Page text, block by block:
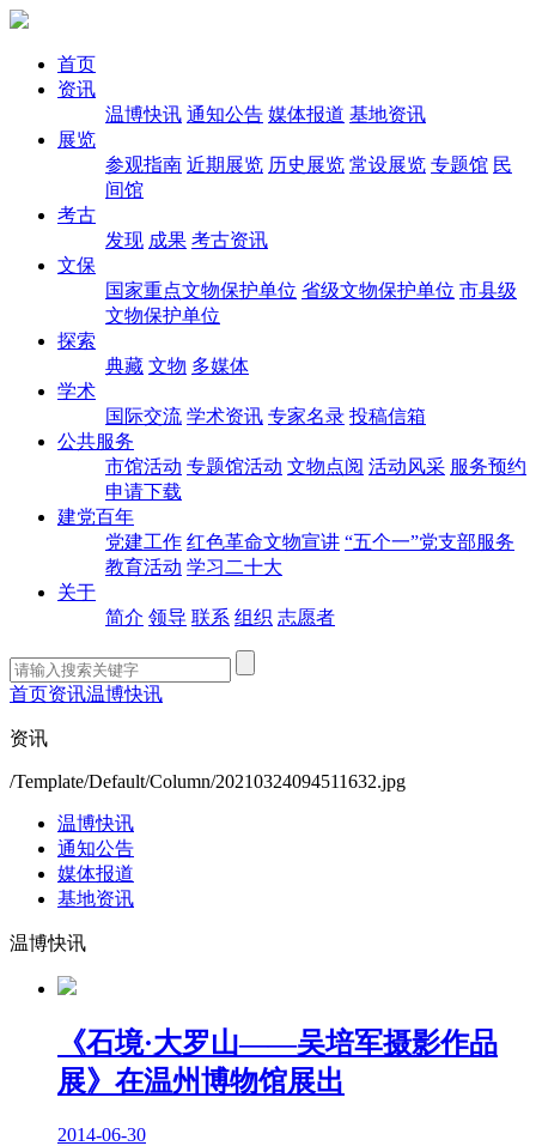
首页
资讯
温博快讯 通知公告 媒体报道 基地资讯
展览
参观指南 近期展览 历史展览 常设展览 专题馆 民
间馆
考古
发现 成果 考古资讯
文保
国家重点文物保护单位 省级文物保护单位 市县级
文物保护单位
探索
典藏 文物 多媒体
学术
国际交流 学术资讯 专家名录 投稿信箱
公共服务
市馆活动 专题馆活动 文物点阅 活动风采 服务预约
申请下载
建党百年
党建工作 红色革命文物宣讲 “五个一”党支部服务
教育活动 学习二十大
关于
简介 领导 联系 组织 志愿者
首页资讯温博快讯
资讯
/Template/Default/Column/20210324094511632.jpg
温博快讯
通知公告
媒体报道
基地资讯
温博快讯
《石境·大罗山——吴培军摄影作品
展》在温州博物馆展出
2014-06-30